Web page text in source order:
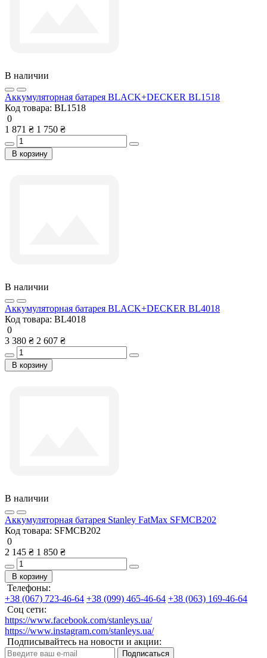
В наличии
Аккумуляторная батарея BLACK+DECKER BL1518
Код товара: BL1518
0
1 871 ₴ 1 750 ₴
В корзину
В наличии
Аккумуляторная батарея BLACK+DECKER BL4018
Код товара: BL4018
0
3 380 ₴ 2 607 ₴
В корзину
В наличии
Аккумуляторная батарея Stanley FatMax SFMCB202
Код товара: SFMCB202
0
2 145 ₴ 1 850 ₴
В корзину
Телефоны:
+38 (067) 723-46-64 +38 (099) 465-46-64 +38 (063) 169-46-64
Соц сети:
https://www.facebook.com/stanleys.ua/
https://www.instagram.com/stanleys.ua/
Подписывайтесь на новости и акции:
Подписаться